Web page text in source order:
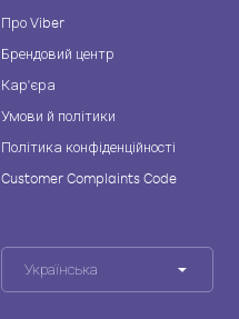
Про Viber
Брендовий центр
Кар'єра
Умови й політики
Політика конфіденційності
Customer Complaints Code
Українська